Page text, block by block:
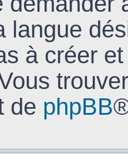
langue
à créer
de phpBB